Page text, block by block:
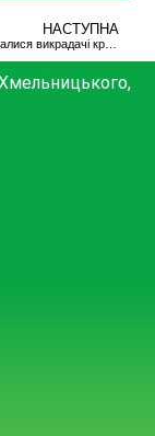
НАСТУПНА
Знову активізувалися викрадачі кришок люків